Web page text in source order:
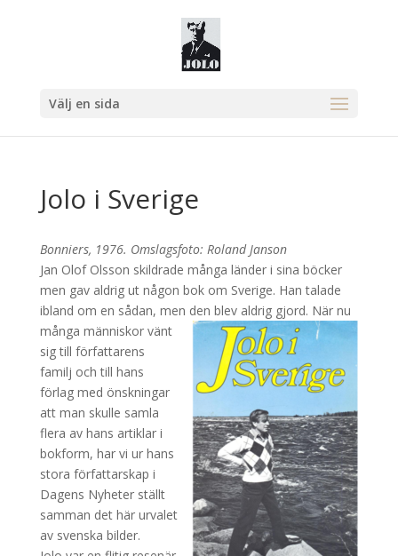
Välj en sida
Jolo i Sverige
Bonniers, 1976. Omslagsfoto: Roland Janson
Jan Olof Olsson skildrade många länder i sina böcker
men gav aldrig ut någon bok om Sverige. Han talade
ibland om en sådan, men den blev aldrig gjord. När nu
många människor vänt
sig till författarens
familj och till hans
förlag med önskningar
att man skulle samla
flera av hans artiklar i
bokform, har vi ur hans
stora författarskap i
Dagens Nyheter ställt
samman det här urvalet
av svenska bilder.